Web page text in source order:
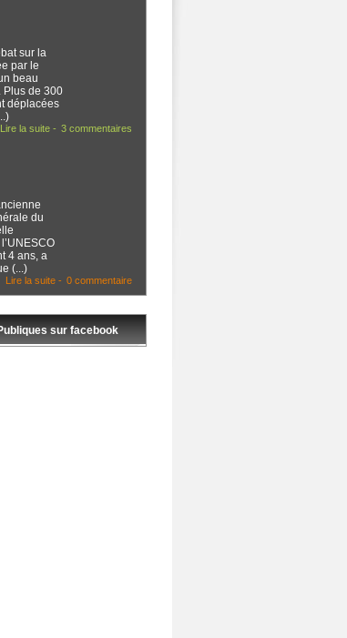
sur la
par le
beau
Plus de 300
déplacées
3 commentaires
Lire la suite -
du
4 ans, a
(...)
0 commentaire
Lire la suite -
sur facebook